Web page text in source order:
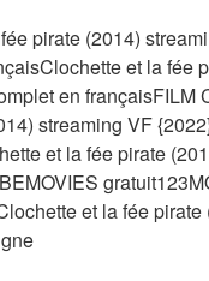
pirate (2014)
et la fée
en françaisFILM
streaming VF
et la fée pirate
et la fée